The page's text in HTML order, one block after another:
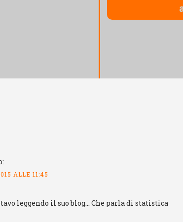
ALLE 11:45
leggendo il suo blog… Che parla di statistica